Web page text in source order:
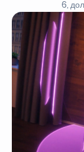
6,